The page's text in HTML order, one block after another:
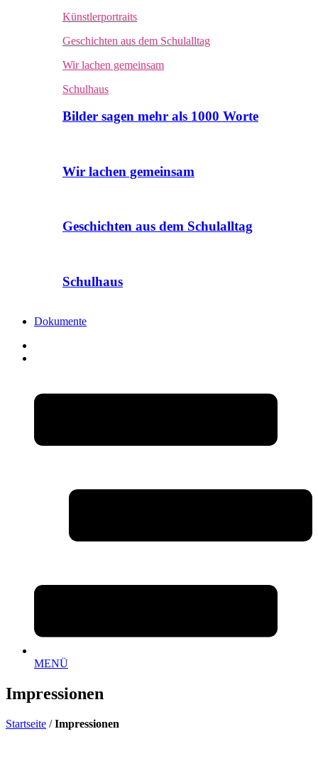
Künstlerportraits
Geschichten aus dem Schulalltag
Wir lachen gemeinsam
Schulhaus
Bilder sagen mehr als 1000 Worte
Wir lachen gemeinsam
Geschichten aus dem Schulalltag
Schulhaus
Dokumente
MENÜ
Impressionen
Startseite /Impressionen